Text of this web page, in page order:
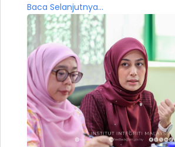
Baca Selanjutnya...